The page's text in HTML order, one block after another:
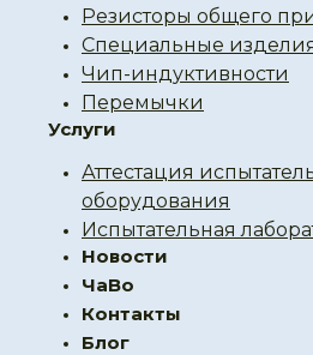
Резисторы общего
Специальные
Чип-индуктивности
Перемычки
Услуги
Аттестация
оборудования
Испытательная
Новости
ЧаВо
Контакты
Блог